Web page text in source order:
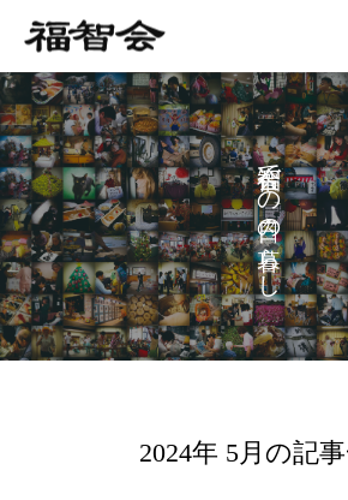
で
の
の
ら
し
2024年 5月の記